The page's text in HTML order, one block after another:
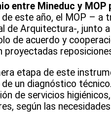
entre Mineduc y MOP
de este año, el MOP – a
de Arquitectura-, junto
de acuerdo y
proyectadas
etapa de este
un diagnóstico
de servicios
según las